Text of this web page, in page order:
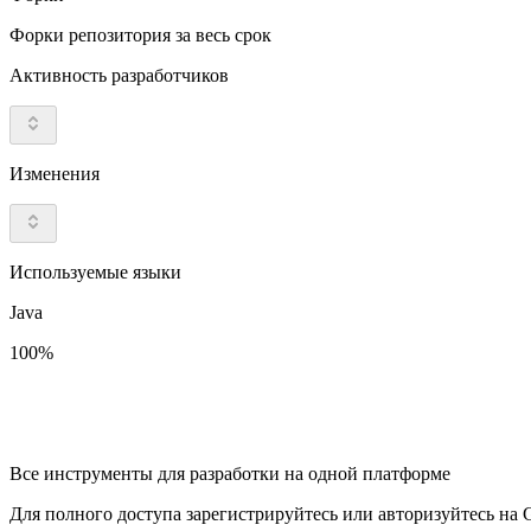
Форки репозитория за весь срок
Активность разработчиков
Изменения
Используемые языки
Java
100%
Все инструменты для разработки на одной платформе
Для полного доступа зарегистрируйтесь или авторизуйтесь на